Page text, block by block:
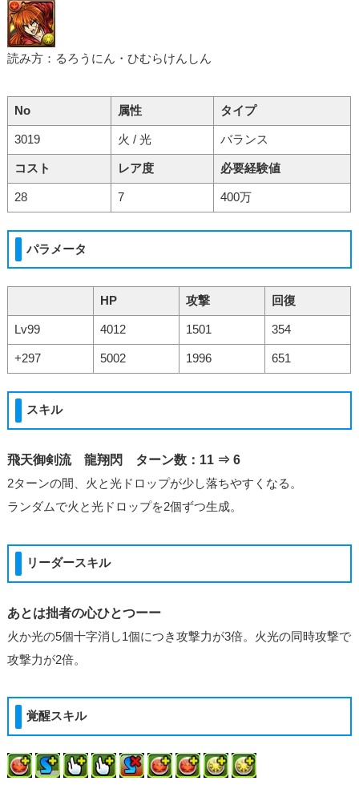
読み方：るろうにん・ひむらけんしん
No 属性 タイプ
3019 火 / 光 バランス
コスト レア度 必要経験値
28 7 400万
パラメータ
HP 攻撃 回復
Lv99 4012 1501 354
+297 5002 1996 651
スキル
飛天御剣流 龍翔閃 ターン数：11 ⇒ 6
2ターンの間、火と光ドロップが少し落ちやすくなる。
ランダムで火と光ドロップを2個ずつ生成。
リーダースキル
あとは拙者の心ひとつーー
火か光の5個十字消し1個につき攻撃力が3倍。火光の同時攻撃で
攻撃力が2倍。
覚醒スキル